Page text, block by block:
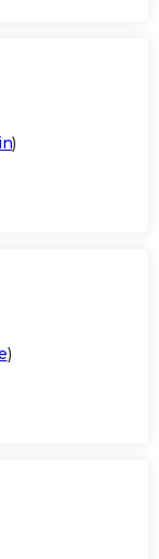
)
)